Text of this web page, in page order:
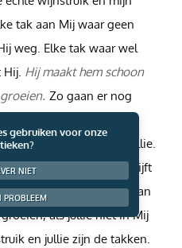
tak aan Mij waar geen
weg. Elke tak waar wel
Hij. Hij maakt hem schoon
Zo gaan er nog
Ik blijf in jullie.
niet aan de wijnstruik blijft
aan groeien. Zo kan
als jullie niet in Mij
en jullie zijn de takken.
gebruiken voor onze
NIET
PROBLEEM